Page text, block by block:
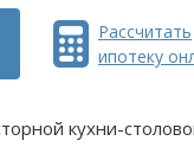
Рассчитать
ипотеку
кухни-